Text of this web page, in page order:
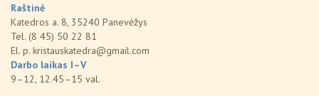
Raštinė
Katedros a. 8, 35240 Panevėžys
Tel. (8 45) 50 22 81
El. p. kristauskatedra@gmail.com
Darbo laikas I–V
9–12, 12.45–15 val.